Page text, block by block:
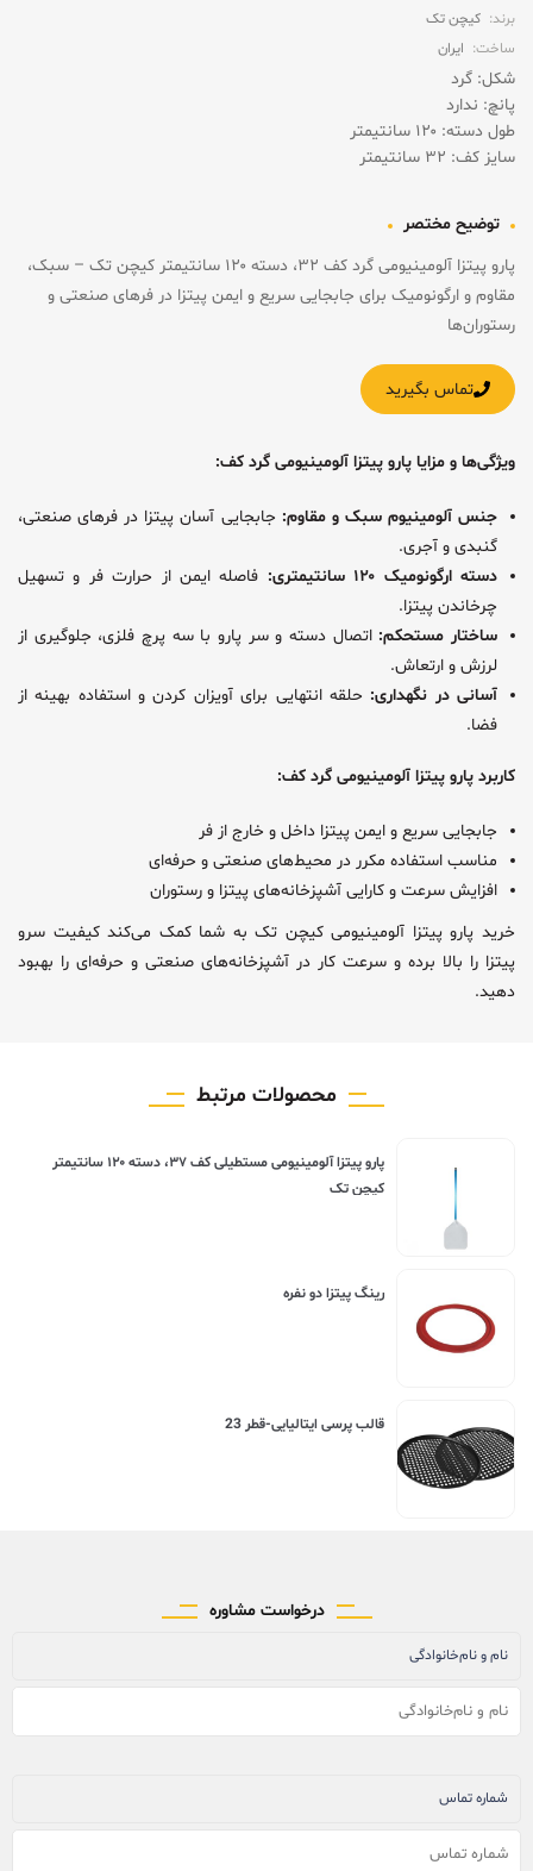
پارو پیتزا آلومینیومی گرد کف ۳۲، دسته ۱۲۰ سانتیمتر کیچن تک – سبک،
مقاوم و ارگونومیک برای جابجایی سریع و ایمن پیتزا در فرهای صنعتی و
رستوران‌ها
برند: کیچن تک
ساخت: ایران
شکل: گرد
پانچ: ندارد
طول دسته: ۱۲۰ سانتیمتر
سایز کف: ۳۲ سانتیمتر
توضیح مختصر
تماس بگیرید
ویژگی‌ها و مزایا پارو پیتزا آلومینیومی گرد کف:
جنس آلومینیوم سبک و مقاوم: جابجایی آسان پیتزا در فرهای صنعتی،
گنبدی و آجری.
دسته ارگونومیک ۱۲۰ سانتیمتری:
فاصله ایمن از حرارت فر و تسهیل
چرخاندن پیتزا.
ساختار مستحکم: اتصال دسته و سر پارو با سه پرچ فلزی، جلوگیری از
لرزش و ارتعاش.
آسانی در نگهداری: حلقه انتهایی برای آویزان کردن و استفاده بهینه از
فضا.
کاربرد پارو پیتزا آلومینیومی گرد کف:
جابجایی سریع و ایمن پیتزا داخل و خارج از فر
مناسب استفاده مکرر در محیط‌های صنعتی و حرفه‌ای
افزایش سرعت و کارایی آشپزخانه‌های پیتزا و رستوران
خرید پارو پیتزا آلومینیومی کیچن تک به شما کمک می‌کند کیفیت سرو
پیتزا را بالا برده و سرعت کار در آشپزخانه‌های صنعتی و حرفه‌ای را بهبود
دهید.
محصولات مرتبط
پارو پیتزا آلومینیومی مستطیلی کف ۳۷، دسته ۱۲۰ سانتیمتر
کیچن تک
رینگ پیتزا دو نفره
قالب پرسی ایتالیایی-قطر 23
درخواست مشاوره
نام و نام‌خانوادگی
شماره تماس